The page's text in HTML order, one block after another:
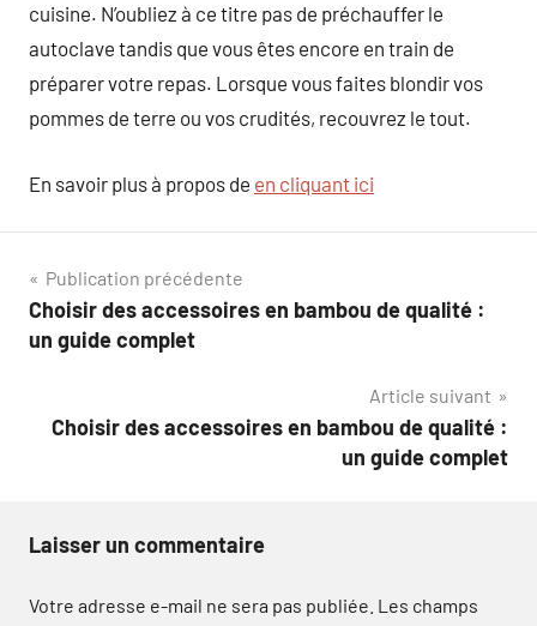
cuisine. N’oubliez à ce titre pas de préchauffer le
autoclave tandis que vous êtes encore en train de
préparer votre repas. Lorsque vous faites blondir vos
pommes de terre ou vos crudités, recouvrez le tout.
En savoir plus à propos de en cliquant ici
Navigation
de
Publication précédente
Choisir des accessoires en bambou de qualité :
un guide complet
Article suivant
Choisir des accessoires en bambou de qualité :
un guide complet
Laisser un commentaire
Votre adresse e-mail ne sera pas publiée. Les champs